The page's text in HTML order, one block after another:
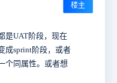
楼主
是UAT阶段，现在
成sprint阶段，或者
个同属性。或者想